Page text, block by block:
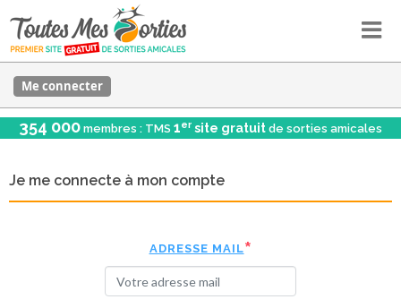
Me connecter
354 000 membres : TMS 1er site gratuit de sorties amicales
Je me connecte à mon compte
ADRESSE MAIL